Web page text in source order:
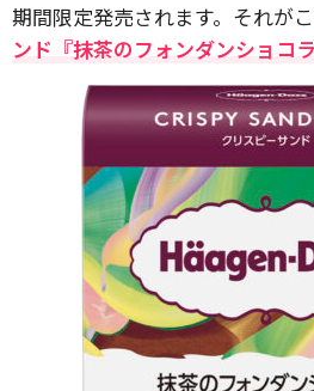
期間限定発売されます。それが
ンド『抹茶のフォンダンショコラ